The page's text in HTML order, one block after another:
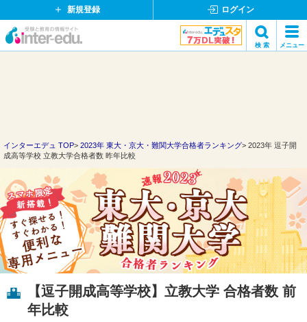
新規登録 ログイン
イ
ド
ッ
ト
コ
ム
検 索 メニュー
インターエデュ TOP 2023年 東大・京大・難関大学合格者ランキング
2023年 逗子開
成高等学校 立教大学合格者数 昨年比較
【逗子開成高等学校】立教大学 合格者数 前
年比較